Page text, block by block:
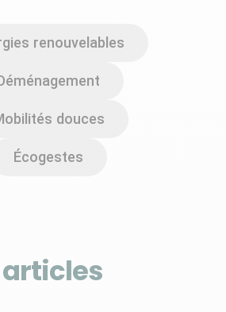
renouvelables
douces
Écogestes